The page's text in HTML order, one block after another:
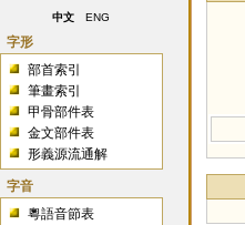
中文 ENG
字形
部首索引
筆畫索引
甲骨部件表
金文部件表
形義源流通解
字音
粵語音節表